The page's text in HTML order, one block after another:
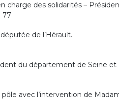
charge des solidarités –
77
de l’Hérault.
du département de Seine et
avec l’intervention de